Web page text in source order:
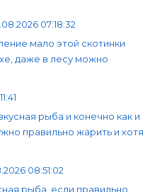
07:18:32
мало этой скотинки
даже в лесу можно
рыба и конечно как и
правильно жарить и хотя
08:51:02
рыба, если правильно